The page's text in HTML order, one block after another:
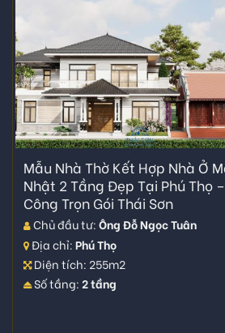
Mẫu Nhà Thờ Kết Hợp Nhà Ở
Nhật 2 Tầng Đẹp Tại Phú Thọ
Công Trọn Gói Thái Sơn
Chủ đầu tư:Ông Đỗ Ngọc Tuân
Địa chỉ:Phú Thọ
Diện tích: 255m2
Số tầng:2 tầng